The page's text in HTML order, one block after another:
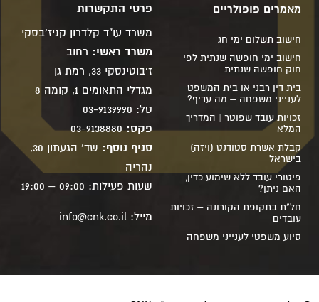
מאמרים פופולריים
חישוב תשלום ימי חג
חישוב ימי חופשה שנתית לפי
חוק חופשה שנתית
בית דין רבני או בית המשפט
לענייני משפחה – מה עדיף?
זכויות עובד שפוטר | המדריך
המלא
קבלת אשרת סטודנט (ויזה)
בישראל
פיטורי עובד ללא שימוע כדין,
האם ניתן?
חל"ת בתקופת הקורונה – זכויות
עובדים
סיוע משפטי לענייני משפחה
פרטי התקשרות
משרד עו"ד קלדרון קניז'בסקי
משרד ראשי: רחוב
ז'בוטינסקי 33, רמת גן
מגדלי התאומים 1, קומה 8
טל: 03-9139990
פקס:03-9138880
סניף נוסף:
שד' הגעתון 30,
נהריה
שעות פעילות: 09:00 – 19:00
מייל: info@cnk.co.il